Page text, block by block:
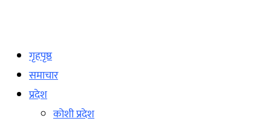
गृहपृष्ठ
समाचार
प्रदेश
कोशी प्रदेश